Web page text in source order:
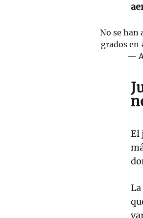
No se han
grados en
—
El